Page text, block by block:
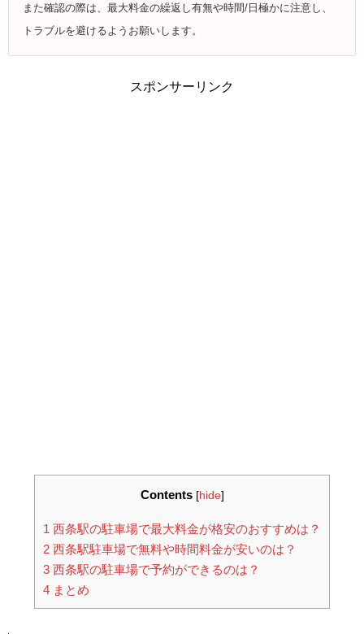
また確認の際は、最大料金の繰返し有無や時間/日極かに注意し、
トラブルを避けるようお願いします。
スポンサーリンク
Contents [hide]
1 西条駅の駐車場で最大料金が格安のおすすめは？
2 西条駅駐車場で無料や時間料金が安いのは？
3 西条駅の駐車場で予約ができるのは？
4 まとめ